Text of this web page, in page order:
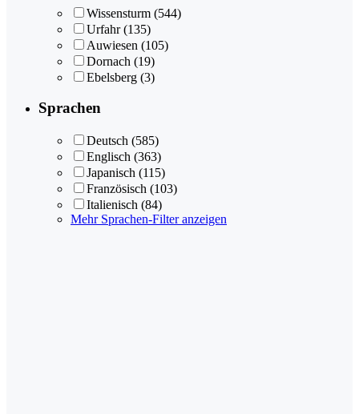
Wissensturm (544)
Urfahr (135)
Auwiesen (105)
Dornach (19)
Ebelsberg (3)
Sprachen
Deutsch (585)
Englisch (363)
Japanisch (115)
Französisch (103)
Italienisch (84)
Mehr Sprachen-Filter anzeigen